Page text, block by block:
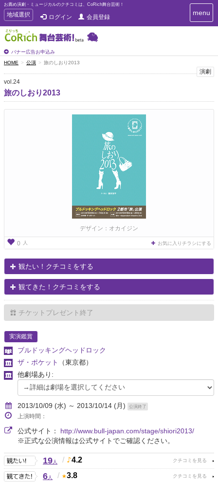
お薦め演劇・ミュージカルのクチコミは、CoRich舞台芸術！
T
o
g
g
e
n
a
v
i
g
地域選択 ログイン 会員登録
バナー広告お申込み
T
o
i
g
menu
HOME 公演 旅のしおり2013
演劇
vol.24
旅のしおり2013
デザイン：オカイジン
0 人 お気に入りチラシにする
観たい！クチコミをする
観てきた！クチコミをする
チケットプレゼント終了
実演鑑賞
ブルドッキングヘッドロック
ザ・ポケット
（東京都）
他劇場あり:
2013/10/09 (水) ～ 2013/10/14 (月) 公演終了
上演時間：
公式サイト： http://www.bull-japan.com/stage/shiori2013/
※正式な公演情報は公式サイトでご確認ください。
19人 / 4.2
6人 / 3.8